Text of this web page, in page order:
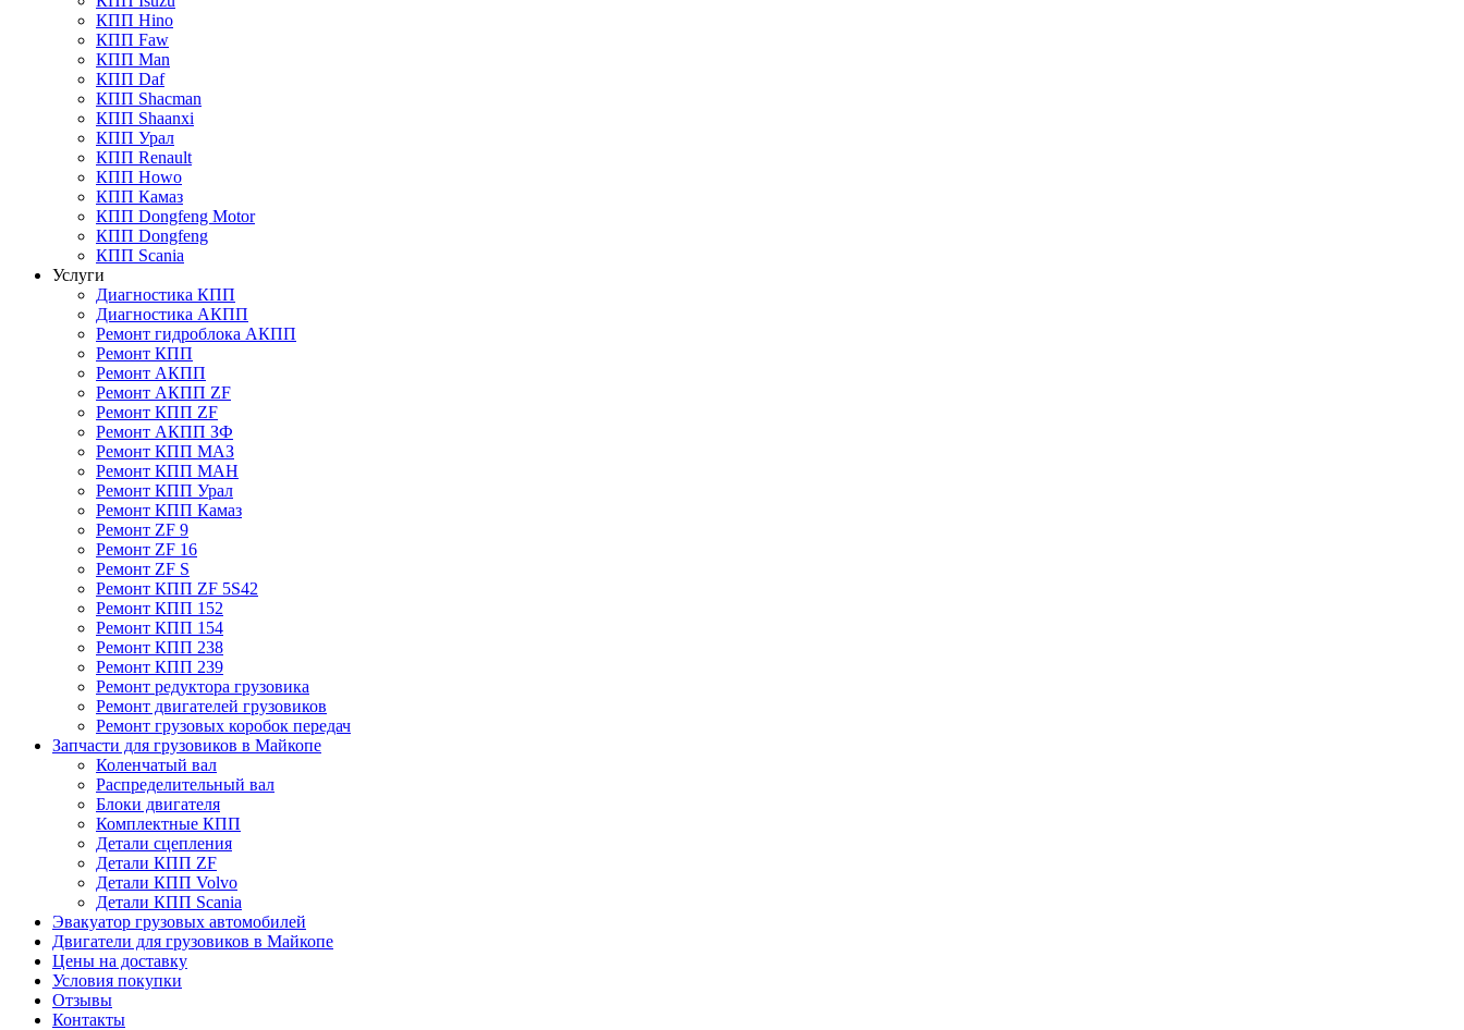
КПП Hino
КПП Faw
КПП Man
КПП Daf
КПП Shacman
КПП Shaanxi
КПП Урал
КПП Renault
КПП Howo
КПП Камаз
КПП Dongfeng Motor
КПП Dongfeng
КПП Scania
Услуги
Диагностика КПП
Диагностика АКПП
Ремонт гидроблока АКПП
Ремонт КПП
Ремонт АКПП
Ремонт АКПП ZF
Ремонт КПП ZF
Ремонт АКПП ЗФ
Ремонт КПП МАЗ
Ремонт КПП МАН
Ремонт КПП Урал
Ремонт КПП Камаз
Ремонт ZF 9
Ремонт ZF 16
Ремонт ZF S
Ремонт КПП ZF 5S42
Ремонт КПП 152
Ремонт КПП 154
Ремонт КПП 238
Ремонт КПП 239
Ремонт редуктора грузовика
Ремонт двигателей грузовиков
Ремонт грузовых коробок передач
Запчасти для грузовиков в Майкопе
Коленчатый вал
Распределительный вал
Блоки двигателя
Комплектные КПП
Детали сцепления
Детали КПП ZF
Детали КПП Volvo
Детали КПП Scania
Эвакуатор грузовых автомобилей
Двигатели для грузовиков в Майкопе
Цены на доставку
Условия покупки
Отзывы
Контакты